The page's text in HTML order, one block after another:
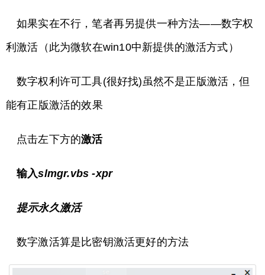
如果实在不行，笔者再另提供一种方法——数字权
利激活（此为微软在win10中新提供的激活方式）
数字权利许可工具(很好找)虽然不是正版激活，但
能有正版激活的效果
点击左下方的激活
输入slmgr.vbs -xpr
提示永久激活
数字激活算是比密钥激活更好的方法